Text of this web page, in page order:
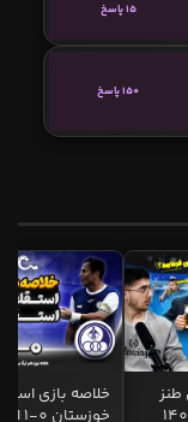
15 پاسخ
150 پاسخ
طنز
خلاصه بازی